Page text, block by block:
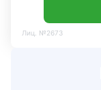
Лиц. №2673